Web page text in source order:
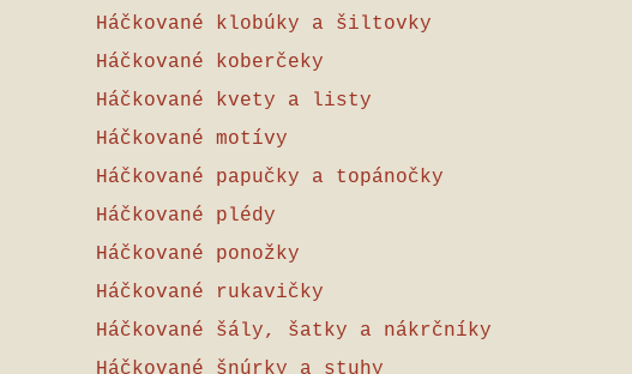
Háčkované klobúky a šiltovky
Háčkované koberčeky
Háčkované kvety a listy
Háčkované motívy
Háčkované papučky a topánočky
Háčkované plédy
Háčkované ponožky
Háčkované rukavičky
Háčkované šály, šatky a nákrčníky
Háčkované šnúrky a stuhy